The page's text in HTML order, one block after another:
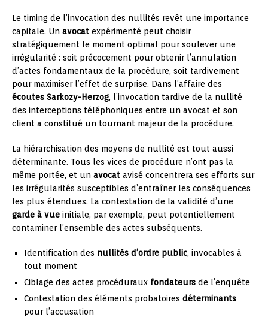
Le timing de l’invocation des nullités revêt une importance
capitale. Un avocat expérimenté peut choisir
stratégiquement le moment optimal pour soulever une
irrégularité : soit précocement pour obtenir l’annulation
d’actes fondamentaux de la procédure, soit tardivement
pour maximiser l’effet de surprise. Dans l’affaire des
écoutes Sarkozy-Herzog, l’invocation tardive de la nullité
des interceptions téléphoniques entre un avocat et son
client a constitué un tournant majeur de la procédure.
La hiérarchisation des moyens de nullité est tout aussi
déterminante. Tous les vices de procédure n’ont pas la
même portée, et un avocat avisé concentrera ses efforts sur
les irrégularités susceptibles d’entraîner les conséquences
les plus étendues. La contestation de la validité d’une
garde à vue initiale, par exemple, peut potentiellement
contaminer l’ensemble des actes subséquents.
Identification des nullités d’ordre public, invocables à
tout moment
Ciblage des actes procéduraux fondateurs de l’enquête
Contestation des éléments probatoires déterminants
pour l’accusation